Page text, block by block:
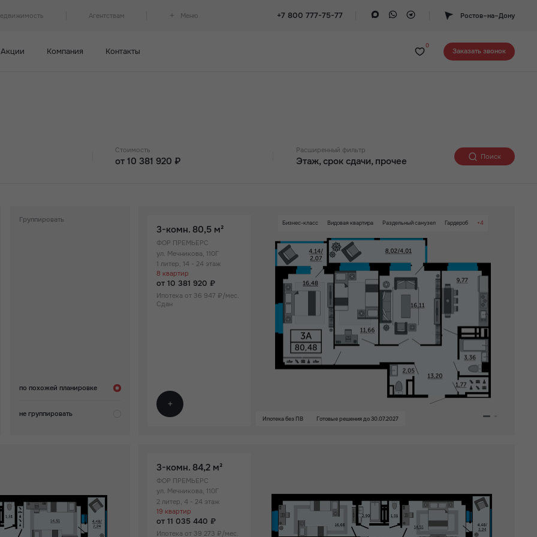
Агентствам Меню +7 800 777-75-77 Ростов–на–Дону
Акции Компания Контакты
0
Заказать звонок
Стоимость
от 10 381 920 ₽
От 14 млн
От 15 млн
Точная стоимость
10 381 920
Расширенный фильтр
Этаж, срок сдачи, прочее
Срок сдачи
В любое время
Все
2026
Кварталы
Все
1 3
2027
Кварталы
Расширения
Собственный спортзал в
ЖК
Поиск
Группировать
по похожей планировке
не группировать
3-комн. 80,5 м²
ФОР ПРЕМЬЕРС
ул. Мечникова, 110Г
1 литер, 14 - 24 этаж
8 квартир
от 10 381 920 ₽
Ипотека от 36 947 ₽/мес.
Сдан
+4
Бизнес-класс Видовая квартира Раздельный санузел Гардероб
Просторная лоджия/балкон Вид на 2 стороны Паркинг
Ипотека без ПВ Готовые решения до 30.07.2027
3-комн. 84,2 м²
ФОР ПРЕМЬЕРС
ул. Мечникова, 110Г
2 литер, 4 - 24 этаж
19 квартир
от 11 035 440 ₽
Ипотека от 39 273 ₽/мес.